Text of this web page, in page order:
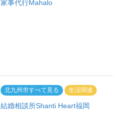
家事代行Mahalo
北九州市すべて見る 生活関連
結婚相談所Shanti Heart福岡